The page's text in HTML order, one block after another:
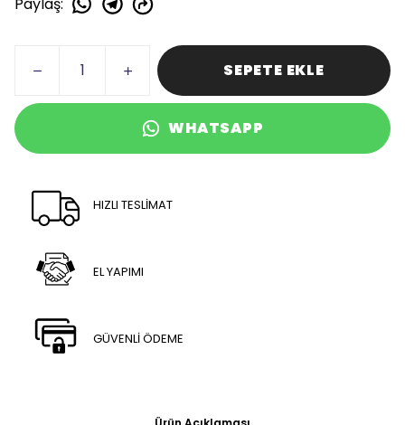
SEPETE EKLE
WHATSAPP
HIZLI TESLİMAT
EL YAPIMI
GÜVENLİ ÖDEME